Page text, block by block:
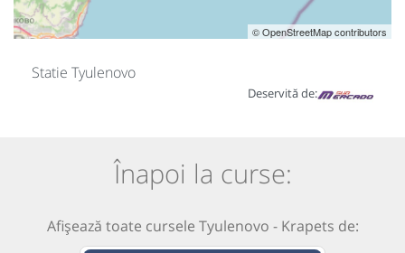
© OpenStreetMap contributors
Statie Tyulenovo
Deservită de:
Înapoi la curse:
Afișează toate cursele Tyulenovo - Krapets de: